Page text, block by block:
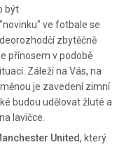
být
ve fotbale se
zbytěčně
přínosem v podobě
Záleží na Vás, na
je zavedení zimní
budou udělovat žluté a
lavičce.
United, který